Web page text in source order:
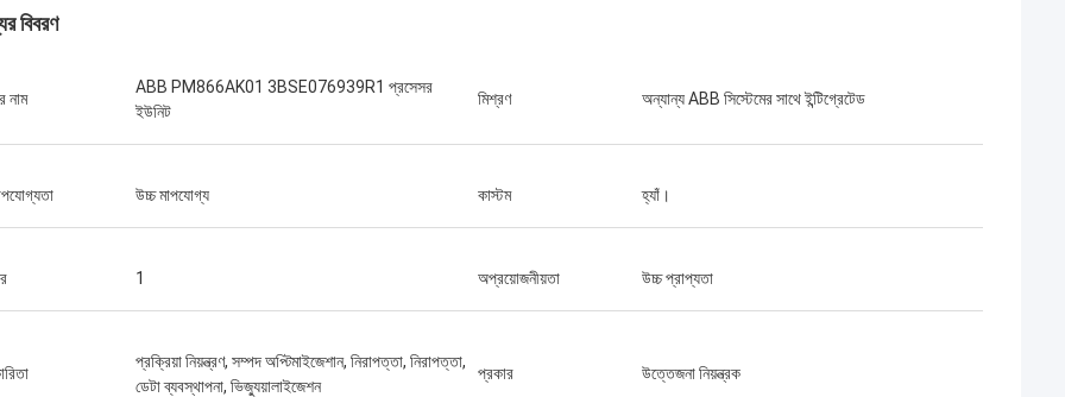
বিবরণ
নাম
ABB PM866AK01 3BSE076939R1 প্রসেসর
ইউনিট
মিশ্রণ অন্যান্য ABB সিস্টেমের সাথে ইন্টিগ্রেটেড
উচ্চ মাপযোগ্য কাস্টম হ্যাঁ।
1 অপ্রয়োজনীয়তা উচ্চ প্রাপ্যতা
প্রক্রিয়া নিয়ন্ত্রণ, সম্পদ অপ্টিমাইজেশান, নিরাপত্তা, নিরাপত্তা,
ডেটা ব্যবস্থাপনা, ভিজ্যুয়ালাইজেশন
প্রকার উত্তেজনা নিয়ন্ত্রক